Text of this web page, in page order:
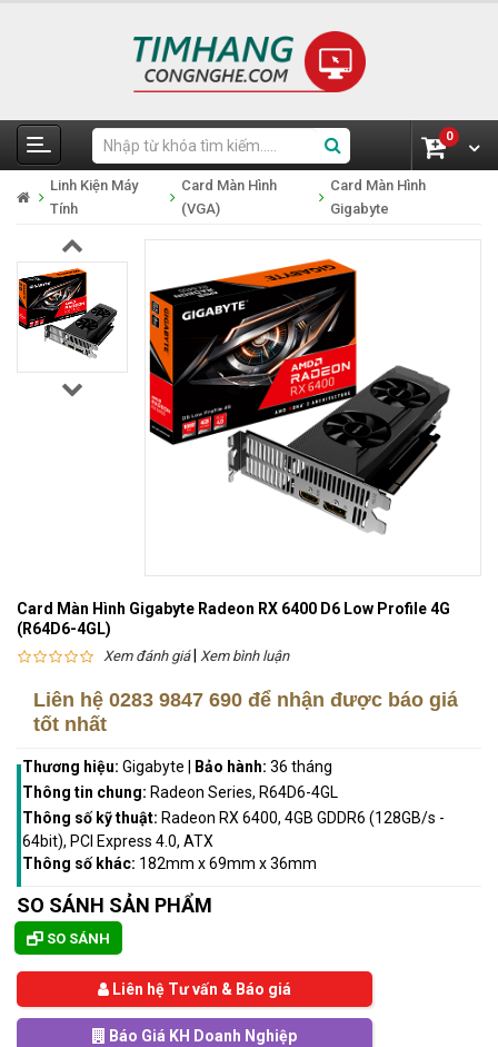
0
Linh Kiện Máy
Tính
Card Màn Hình
(VGA)
Card Màn Hình
Gigabyte
Card Màn Hình Gigabyte Radeon RX 6400 D6 Low Profile 4G
(R64D6-4GL)
Xem đánh giá| Xem bình luận
Liên hệ 0283 9847 690 để nhận được báo giá
tốt nhất
Thương hiệu: Gigabyte Bảo hành: 36 tháng
Thông tin chung: Radeon Series, R64D6-4GL
Thông số kỹ thuật: Radeon RX 6400, 4GB GDDR6 (128GB/s -
64bit), PCI Express 4.0, ATX
Thông số khác: 182mm x 69mm x 36mm
SO SÁNH SẢN PHẨM
SO SÁNH
Liên hệ Tư vấn & Báo giá
Báo Giá KH Doanh Nghiệp